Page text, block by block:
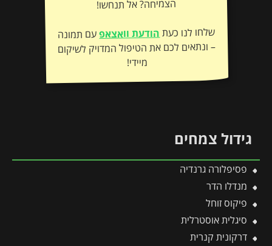
הצמיחה? אל תנחשו!
שלחו לנו כעתהודעת וואצאפעם תמונה
– ונתאים לכם את הטיפול המדויק לשיקום
מיידי!
גידול צמחים
פסיפלורה גרנדיה
מנדלו הדר
פיקוס זוחל
סיגלית אוסטרלית
דרקונית קנרית